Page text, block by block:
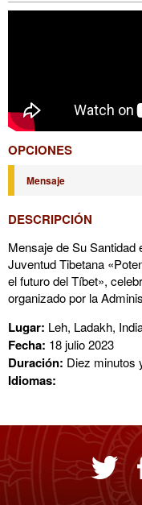
OPCIONES
Mensaje
DESCRIPCIÓN
Mensaje de Su Santidad
Juventud Tibetana
el futuro del Tíbet»,
organizado por la
Lugar: Leh, Ladakh,
Fecha: 18 julio 2023
Duración: Diez minutos
Idiomas: